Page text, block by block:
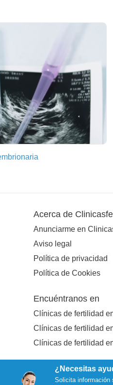
¿Necesitas
Solicita información
Acerca de
Anunciarme en
Aviso legal
Política de privacidad
Política de Cookies
Encuéntranos en
Clínicas de fertilidad
Clínicas de fertilidad
Clínicas de fertilidad